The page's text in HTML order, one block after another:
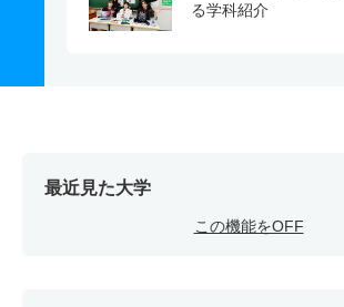
る学科紹介
最近見た大学
この機能をOFF